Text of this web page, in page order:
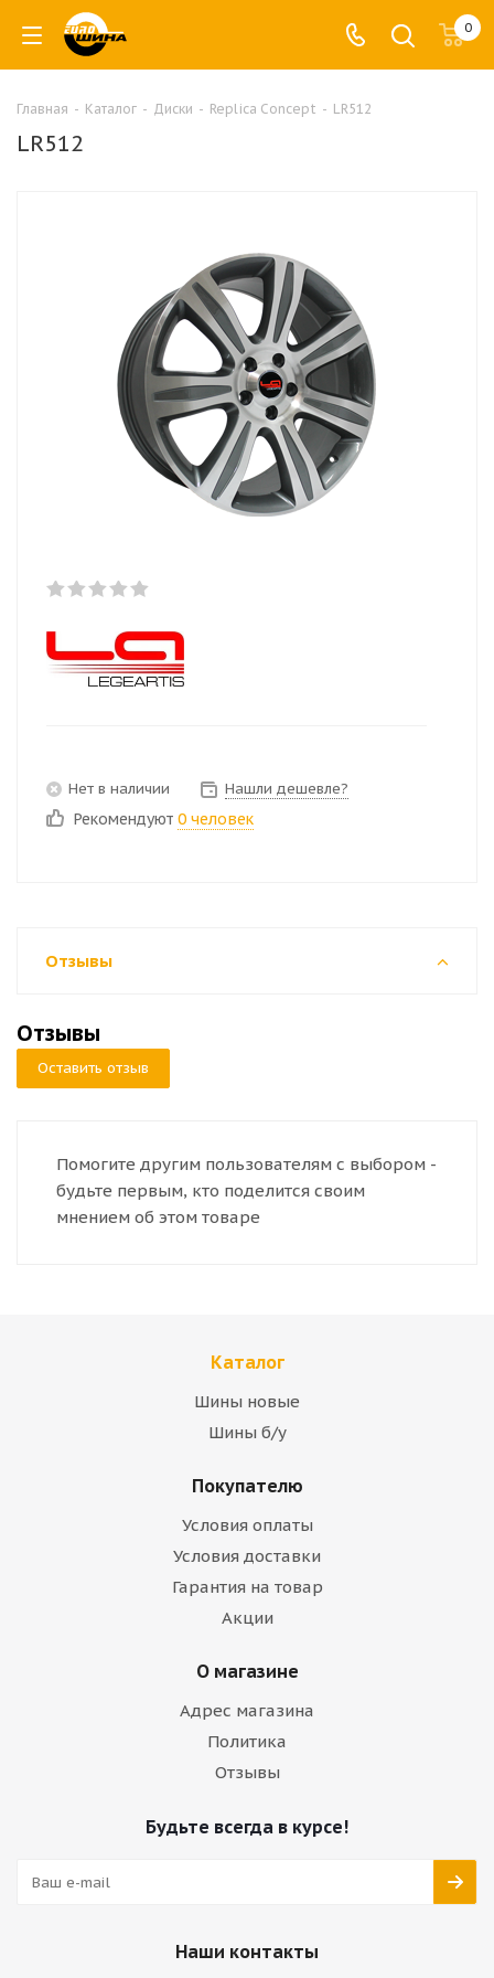
0
Главная - Каталог - Диски - Replica Concept - LR512
LR512
Нет в наличии Нашли дешевле?
Рекомендуют 0 человек
Отзывы
Отзывы
Оставить отзыв
Помогите другим пользователям с выбором -
будьте первым, кто поделится своим
мнением об этом товаре
Каталог
Шины новые
Шины б/у
Покупателю
Условия оплаты
Условия доставки
Гарантия на товар
Акции
О магазине
Адрес магазина
Политика
Отзывы
Будьте всегда в курсе!
Наши контакты